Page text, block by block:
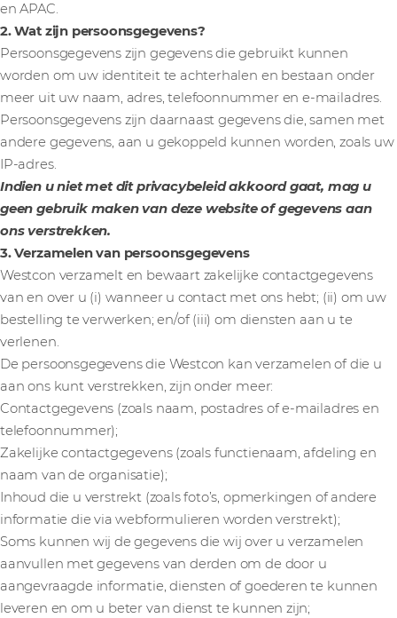
en APAC.
2. Wat zijn persoonsgegevens?
Persoonsgegevens zijn gegevens die gebruikt kunnen
worden om uw identiteit te achterhalen en bestaan onder
meer uit uw naam, adres, telefoonnummer en e-mailadres.
Persoonsgegevens zijn daarnaast gegevens die, samen met
andere gegevens, aan u gekoppeld kunnen worden, zoals uw
IP-adres.
Indien u niet met dit privacybeleid akkoord gaat, mag u
geen gebruik maken van deze website of gegevens aan
ons verstrekken.
3. Verzamelen van persoonsgegevens
Westcon verzamelt en bewaart zakelijke contactgegevens
van en over u (i) wanneer u contact met ons hebt; (ii) om uw
bestelling te verwerken; en/of (iii) om diensten aan u te
verlenen.
De persoonsgegevens die Westcon kan verzamelen of die u
aan ons kunt verstrekken, zijn onder meer:
Contactgegevens (zoals naam, postadres of e-mailadres en
telefoonnummer);
Zakelijke contactgegevens (zoals functienaam, afdeling en
naam van de organisatie);
Inhoud die u verstrekt (zoals foto’s, opmerkingen of andere
informatie die via webformulieren worden verstrekt);
Soms kunnen wij de gegevens die wij over u verzamelen
aanvullen met gegevens van derden om de door u
aangevraagde informatie, diensten of goederen te kunnen
leveren en om u beter van dienst te kunnen zijn;